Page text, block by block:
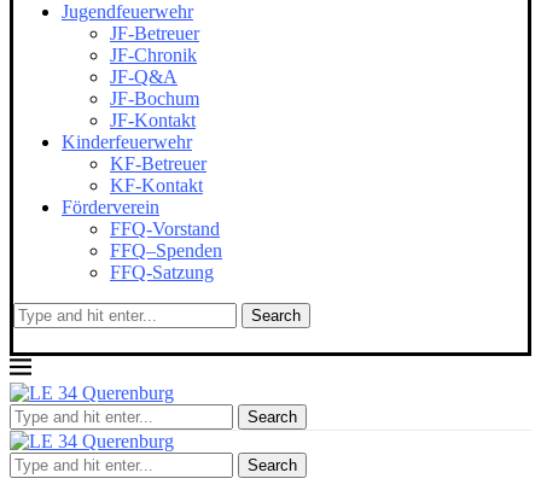
Jugendfeuerwehr
JF-Betreuer
JF-Chronik
JF-Q&A
JF-Bochum
JF-Kontakt
Kinderfeuerwehr
KF-Betreuer
KF-Kontakt
Förderverein
FFQ-Vorstand
FFQ–Spenden
FFQ-Satzung
Search
Search
Search